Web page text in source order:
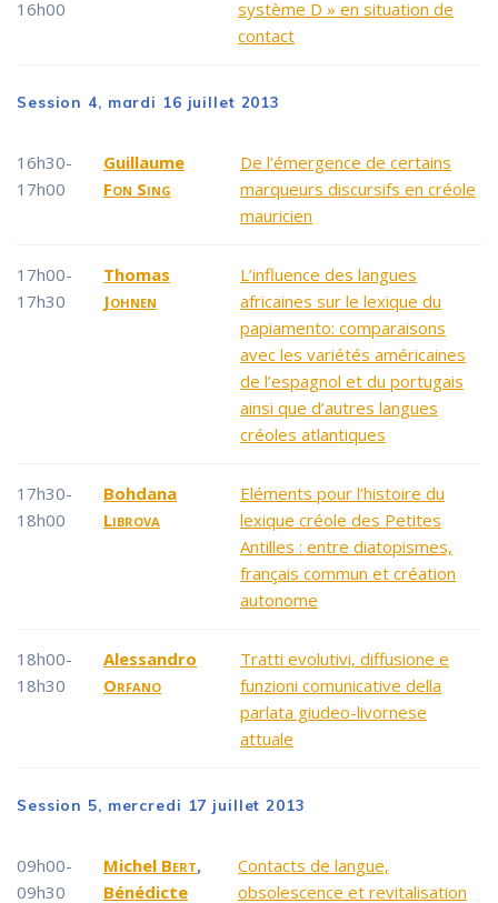
16h00
système D » en situation de
contact
Session 4, mardi 16 juillet 2013
16h30-
17h00
Guillaume
Fon Sing
De l’émergence de certains
marqueurs discursifs en créole
mauricien
17h00-
17h30
Thomas
Johnen
L’influence des langues
africaines sur le lexique du
papiamento: comparaisons
avec les variétés américaines
de l’espagnol et du portugais
ainsi que d’autres langues
créoles atlantiques
17h30-
18h00
Bohdana
Librova
Eléments pour l’histoire du
lexique créole des Petites
Antilles : entre diatopismes,
français commun et création
autonome
18h00-
18h30
Alessandro
Orfano
Tratti evolutivi, diffusione e
funzioni comunicative della
parlata giudeo-livornese
attuale
Session 5, mercredi 17 juillet 2013
09h00-
09h30
Michel Bert,
Bénédicte
Contacts de langue,
obsolescence et revitalisation